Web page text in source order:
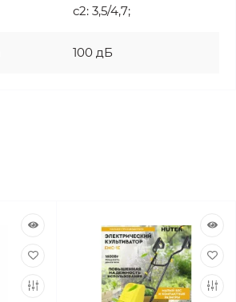
с2: 3,5/4,7;
100 дБ